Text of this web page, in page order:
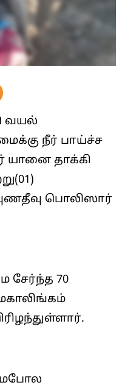
வயல்
நீர் பாய்ச்ச
யானை தாக்கி
பொலிஸார்
சேர்ந்த 70